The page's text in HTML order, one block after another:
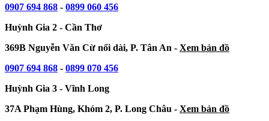
0907 694 868 - 0899 060 456
Huỳnh Gia 2 - Cần Thơ
369B Nguyễn Văn Cừ nối dài, P. Tân An - Xem bản đồ
0907 694 868 - 0899 070 456
Huỳnh Gia 3 - Vĩnh Long
37A Phạm Hùng, Khóm 2, P. Long Châu - Xem bản đồ